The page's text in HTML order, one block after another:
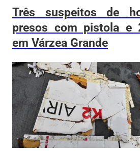
Três suspeitos de
presos com pistola e
em Várzea Grande